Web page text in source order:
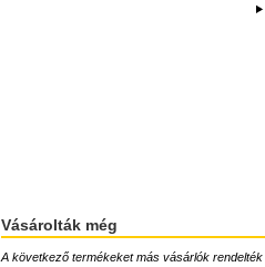
Vásárolták még
A következő termékeket más vásárlók